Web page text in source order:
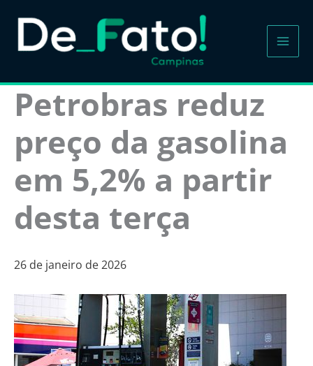
para
Petrobras reduz
preço da gasolina
em 5,2% a partir
desta terça
26 de janeiro de 2026